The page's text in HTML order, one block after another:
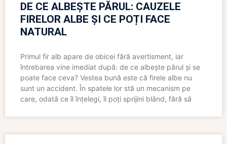
DE CE ALBEȘTE PĂRUL: CAUZELE
FIRELOR ALBE ȘI CE POȚI FACE
NATURAL
Primul fir alb apare de obicei fără avertisment, iar
întrebarea vine imediat după: de ce albește părul și se
poate face ceva? Vestea bună este că firele albe nu
sunt un accident. În spatele lor stă un mecanism pe
care, odată ce îl înțelegi, îl poți sprijini blând, fără să